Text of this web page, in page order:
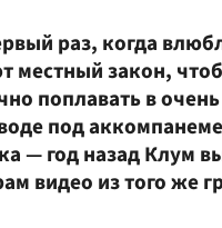
раз, когда
местный закон,
поплавать в
под
— год назад Клум
видео из того же